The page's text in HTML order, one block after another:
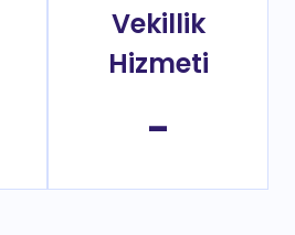
Vekillik
Hizmeti
-